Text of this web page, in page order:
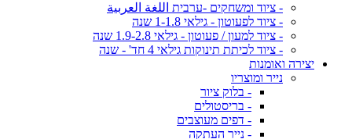
- ציוד ומשחקים -ערבית اللغة العربية
- ציוד לפעוטון - גילאי 1-1.8 שנה
- ציוד למעון / פעוטון - גילאי 1.9-2.8 שנה
- ציוד לכיתת תינוקות גילאי 4 חד' - שנה
יצירה ואומנות
נייר ומוצריו
- בלוק ציור
- בריסטולים
- דפים מעוצבים
- נייר העתקה